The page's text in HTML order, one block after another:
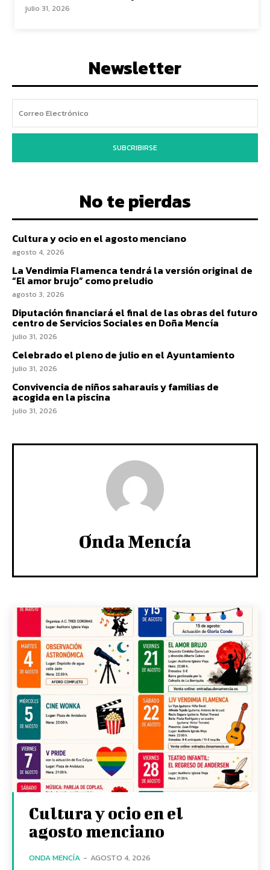
julio 31, 2026
Newsletter
SUBCRIBIRSE
No te pierdas
Cultura y ocio en el agosto menciano
agosto 4, 2026
La Vendimia Flamenca tendrá la versión original de
“El amor brujo” como preludio
agosto 3, 2026
Diputación financiará el final de las obras del futuro
centro de Servicios Sociales en Doña Mencía
julio 31, 2026
Celebrado el pleno de julio en el Ayuntamiento
julio 31, 2026
Convivencia de niños saharauis y familias de
acogida en la piscina
julio 31, 2026
Onda Mencía
Cultura y ocio en el
agosto menciano
ONDA MENCÍA - AGOSTO 4, 2026